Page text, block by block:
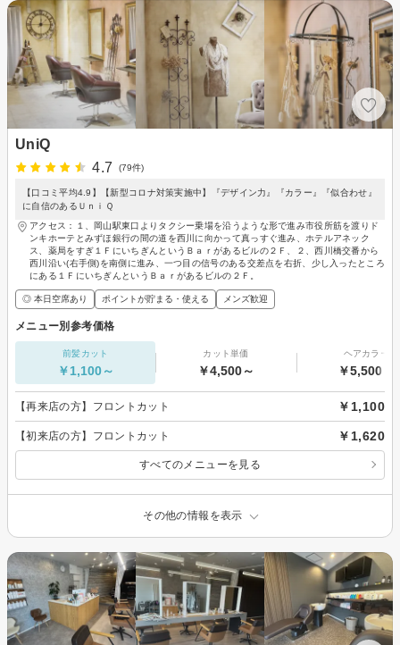
UniQ
4.7
(79件)
【口コミ平均4.9】【新型コロナ対策実施中】『デザイン力』『カラー』『似合わせ』
に自信のあるＵｎｉＱ
アクセス：１、岡山駅東口よりタクシー乗場を沿うような形で進み市役所筋を渡りド
ンキホーテとみずほ銀行の間の道を西川に向かって真っすぐ進み、ホテルアネック
ス、薬局をすぎ１ＦにいちぎんというＢａｒがあるビルの２Ｆ、２、西川橋交番から
西川沿い(右手側)を南側に進み、一つ目の信号のある交差点を右折、少し入ったところ
にある１ＦにいちぎんというＢａｒがあるビルの２Ｆ。
◎ 本日空席あり ポイントが貯まる・使える メンズ歓迎
メニュー別参考価格
前髪カット
￥1,100～
カット単価
￥4,500～
ヘアカラー
￥5,500～
【再来店の方】フロントカット ￥1,100
【初来店の方】フロントカット ￥1,620
すべてのメニューを見る
その他の情報を表示